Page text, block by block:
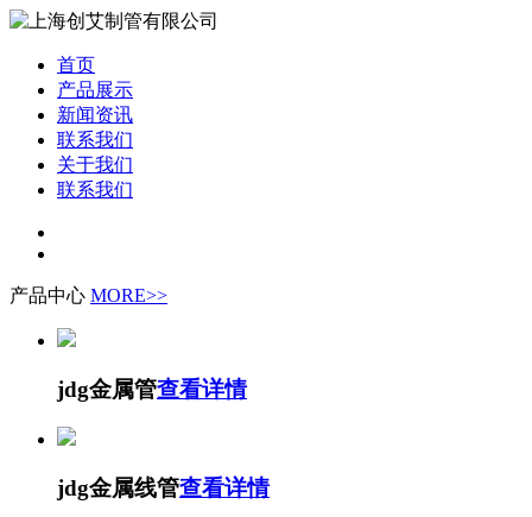
首页
产品展示
新闻资讯
联系我们
关于我们
联系我们
产品中心 MORE>>
jdg金属管查看详情
jdg金属线管查看详情